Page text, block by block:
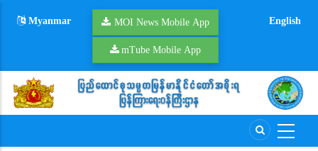
Myanmar MOI News Mobile App
mTube Mobile App
English